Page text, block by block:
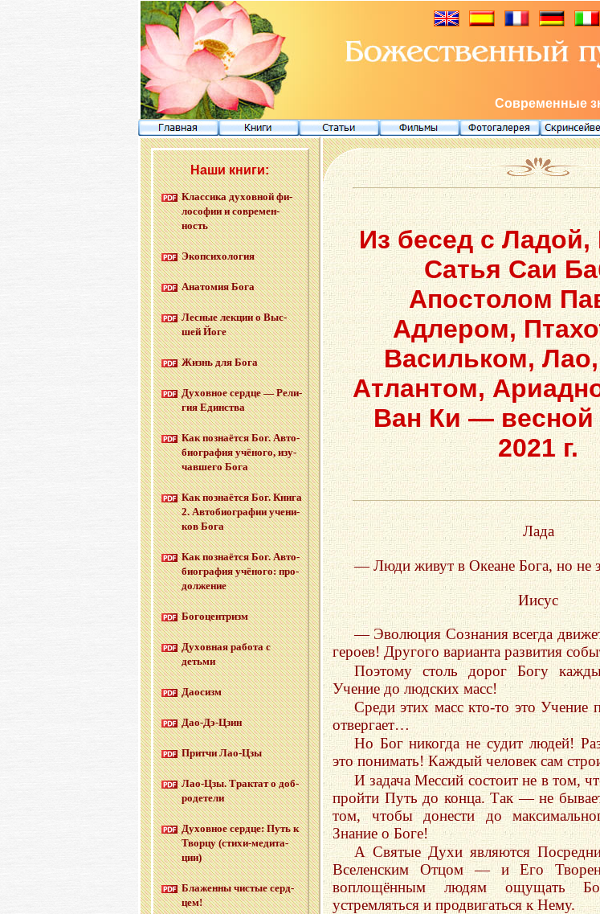
Современные
Из бесед с
Сатья Саи
Апостолом
Адлером,
Васильком,
Атлантом,
Ван Ки — весной
2021 г.
Лада
— Люди живут в Океане Бога, но не
Иисус
— Эволюция Сознания всегда
героев! Другого варианта развития
Поэтому столь дорог Богу
Учение до людских масс!
Среди этих масс кто-то это Учение
отвергает…
Но Бог никогда не судит людей!
это понимать! Каждый человек сам
И задача Мессий состоит не в том,
пройти Путь до конца. Так — не
том, чтобы донести до
Знание о Боге!
А Святые Духи являются
Вселенским Отцом — и Его
воплощённым людям ощущать
устремляться и продвигаться к Нему.
Наши книги:
Клас­си­ка ду­хов­ной фи­
ло­со­фии и со­вре­мен­
ность
Эко­пси­хо­ло­гия
Ана­то­мия Бога
Лес­ные лек­ции о Выс­
шей Йоге
Жизнь для Бога
Ду­хов­ное серд­це — Ре­ли­
гия Един­ства
Как по­зна­ёт­ся Бог. Ав­то­
био­гра­фия учё­но­го, изу­
чав­ше­го Бога
Как по­зна­ёт­ся Бог. Книга
2. Ав­то­био­гра­фии уче­ни­
ков Бога
Как по­зна­ёт­ся Бог. Ав­то­
био­гра­фия учё­но­го: про­
дол­же­ние
Бо­го­цен­тризм
Ду­хов­ная ра­бо­та с
детьми
Дао­сизм
Дао-Дэ-Цзин
Прит­чи Лао-Цзы
Лао-Цзы. Трак­тат о доб­
ро­де­те­ли
Ду­хов­ное серд­це: Путь к
Твор­цу (сти­хи-ме­ди­та­
ции)
Бла­жен­ны чи­стые серд­
цем!